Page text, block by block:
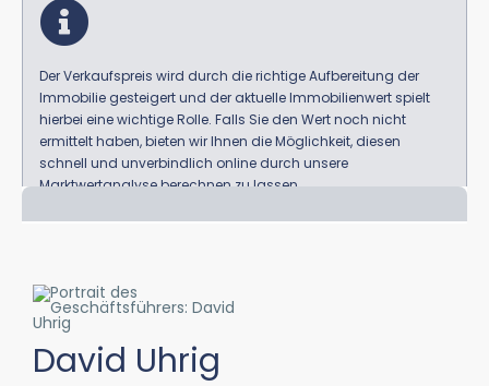
Der Verkaufspreis wird durch die richtige Aufbereitung der
Immobilie gesteigert und der aktuelle Immobilienwert spielt
hierbei eine wichtige Rolle. Falls Sie den Wert noch nicht
ermittelt haben, bieten wir Ihnen die Möglichkeit, diesen
schnell und unverbindlich online durch unsere
Marktwertanalyse berechnen zu lassen.
David Uhrig